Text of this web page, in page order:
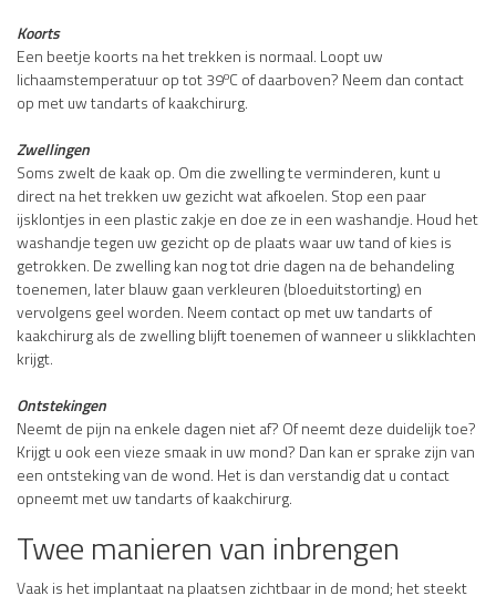
Koorts
Een beetje koorts na het trekken is normaal. Loopt uw
lichaamstemperatuur op tot 39oC of daarboven? Neem dan contact
op met uw tandarts of kaakchirurg.
Zwellingen
Soms zwelt de kaak op. Om die zwelling te verminderen, kunt u
direct na het trekken uw gezicht wat afkoelen. Stop een paar
ijsklontjes in een plastic zakje en doe ze in een washandje. Houd het
washandje tegen uw gezicht op de plaats waar uw tand of kies is
getrokken. De zwelling kan nog tot drie dagen na de behandeling
toenemen, later blauw gaan verkleuren (bloeduitstorting) en
vervolgens geel worden. Neem contact op met uw tandarts of
kaakchirurg als de zwelling blijft toenemen of wanneer u slikklachten
krijgt.
Ontstekingen
Neemt de pijn na enkele dagen niet af? Of neemt deze duidelijk toe?
Krijgt u ook een vieze smaak in uw mond? Dan kan er sprake zijn van
een ontsteking van de wond. Het is dan verstandig dat u contact
opneemt met uw tandarts of kaakchirurg.
Twee manieren van inbrengen
Vaak is het implantaat na plaatsen zichtbaar in de mond; het steekt